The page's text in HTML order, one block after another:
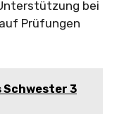
bei
Prüfungen
Schwester 3